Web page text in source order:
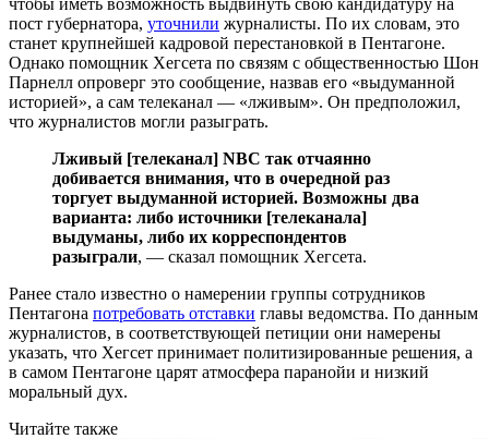
пост губернатора, уточнили журналисты. По их словам, это
станет крупнейшей кадровой перестановкой в Пентагоне.
Однако помощник Хегсета по связям с общественностью Шон
Парнелл опроверг это сообщение, назвав его «выдуманной
историей», а сам телеканал — «лживым». Он предположил,
что журналистов могли разыграть.
Лживый [телеканал] NBC так отчаянно
добивается внимания, что в очередной раз
торгует выдуманной историей. Возможны два
варианта: либо источники [телеканала]
выдуманы, либо их корреспондентов
разыграли, — сказал помощник Хегсета.
Ранее стало известно о намерении группы сотрудников
Пентагона потребовать отставки главы ведомства. По данным
журналистов, в соответствующей петиции они намерены
указать, что Хегсет принимает политизированные решения, а
в самом Пентагоне царят атмосфера паранойи и низкий
моральный дух.
Читайте также